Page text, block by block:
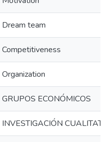
Dream team
Competitiveness
Organization
GRUPOS ECONÓMICOS
INVESTIGACIÓN